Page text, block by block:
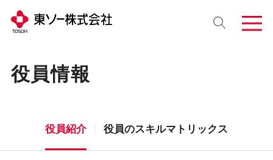
役員情報
役員紹介 役員のスキルマトリックス